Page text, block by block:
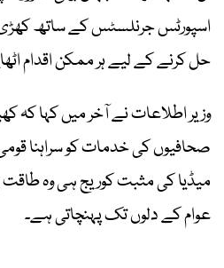
اسپورٹس جرنلسٹس کے ساتھ
حل کرنے کے لیے ہر ممکن اقدام
وزیر اطلاعات نے آخر میں کہا کہ
صحافیوں کی خدمات کو سراہنا
میڈیا کی مثبت کوریج ہی وہ طاقت
عوام کے دلوں تک پہنچاتی ہے۔